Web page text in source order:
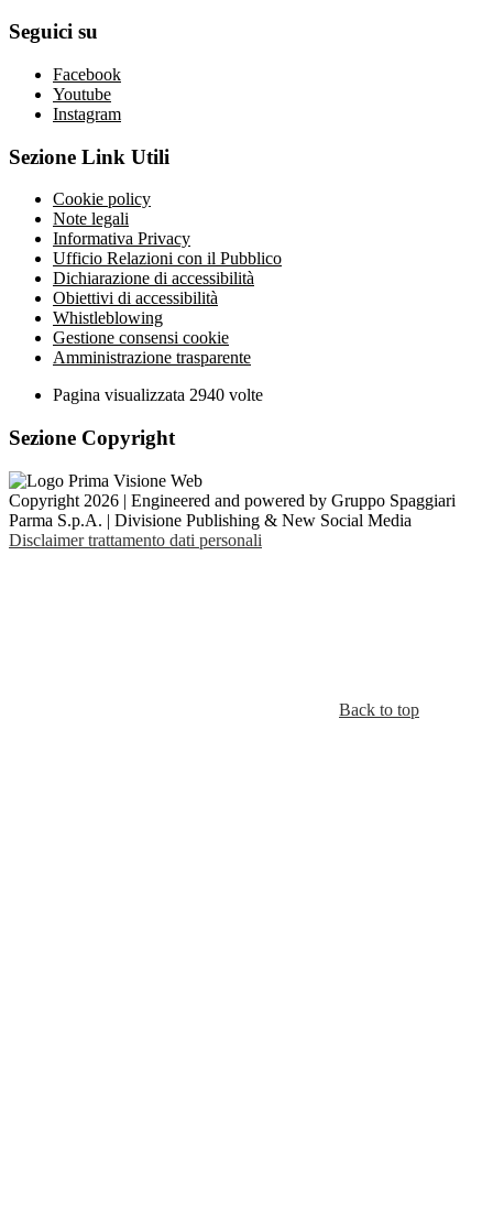
Seguici su
Facebook
Youtube
Instagram
Sezione Link Utili
Cookie policy
Note legali
Informativa Privacy
Ufficio Relazioni con il Pubblico
Dichiarazione di accessibilità
Obiettivi di accessibilità
Whistleblowing
Gestione consensi cookie
Amministrazione trasparente
Pagina visualizzata 2940 volte
Sezione Copyright
Copyright 2026 | Engineered and powered by Gruppo Spaggiari
Parma S.p.A. | Divisione Publishing & New Social Media
Disclaimer trattamento dati personali
Back to top